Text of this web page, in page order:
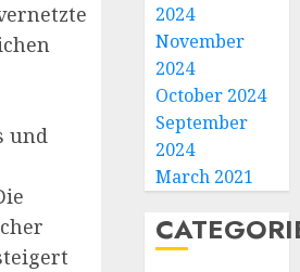
und
2024
November
2024
October 2024
September
2024
March 2021